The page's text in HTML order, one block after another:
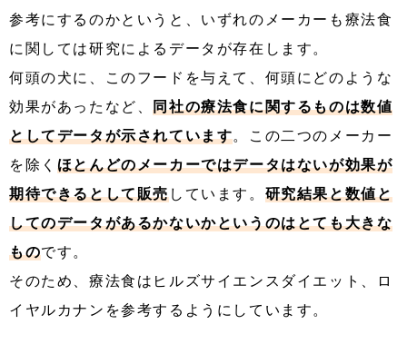
参考にするのかというと、いずれのメーカーも療法食
に関しては研究によるデータが存在します。
何頭の犬に、このフードを与えて、何頭にどのような
効果があったなど、同社の療法食に関するものは数値
としてデータが示されています。この二つのメーカー
を除く ほとんどのメーカーではデータはないが効果が
期待できるとして販売しています。 研究結果と数値と
してのデータがあるかないかというのはとても大きな
ものです。
そのため、療法食はヒルズサイエンスダイエット、ロ
イヤルカナンを参考するようにしています。